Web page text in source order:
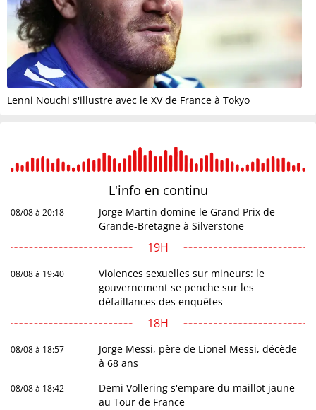
Lenni Nouchi s'illustre avec le XV de France à Tokyo
L'info en continu
08/08 à 20:18
Jorge Martin domine le Grand Prix de
Grande-Bretagne à Silverstone
19H
08/08 à 19:40
Violences sexuelles sur mineurs: le
gouvernement se penche sur les
défaillances des enquêtes
18H
08/08 à 18:57
Jorge Messi, père de Lionel Messi, décède
à 68 ans
08/08 à 18:42
Demi Vollering s'empare du maillot jaune
au Tour de France